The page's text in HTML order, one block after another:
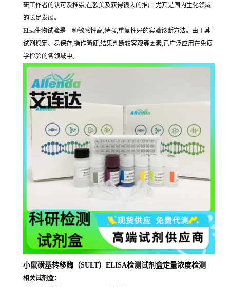
研工作者的认可及推崇,在欧美及获得很大的推广,尤其是国内生化领域
的长足发展。
Elisa生物试验是一种敏感性高,特强,重复性好的实验诊断方法。由于其
试剂稳定、易保存,操作简便,结果判断较客观等因素,已广泛应用在免疫
学检验的各领域中。
小鼠磺基转移酶（SULT）ELISA检测试剂盒定量浓度检测
相关试剂盒：